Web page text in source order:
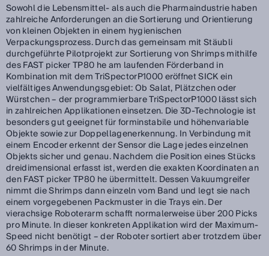
Sowohl die Lebensmittel- als auch die Pharmaindustrie haben
zahlreiche Anforderungen an die Sortierung und Orientierung
von kleinen Objekten in einem hygienischen
Verpackungsprozess. Durch das gemeinsam mit Stäubli
durchgeführte Pilotprojekt zur Sortierung von Shrimps mithilfe
des FAST picker TP80 he am laufenden Förderband in
Kombination mit dem TriSpectorP1000 eröffnet SICK ein
vielfältiges Anwendungsgebiet: Ob Salat, Plätzchen oder
Würstchen – der programmierbare TriSpectorP1000 lässt sich
in zahlreichen Applikationen einsetzen. Die 3D-Technologie ist
besonders gut geeignet für forminstabile und höhenvariable
Objekte sowie zur Doppellagenerkennung. In Verbindung mit
einem Encoder erkennt der Sensor die Lage jedes einzelnen
Objekts sicher und genau. Nachdem die Position eines Stücks
dreidimensional erfasst ist, werden die exakten Koordinaten an
den FAST picker TP80 he übermittelt. Dessen Vakuumgreifer
nimmt die Shrimps dann einzeln vom Band und legt sie nach
einem vorgegebenen Packmuster in die Trays ein. Der
vierachsige Roboterarm schafft normalerweise über 200 Picks
pro Minute. In dieser konkreten Applikation wird der Maximum-
Speed nicht benötigt – der Roboter sortiert aber trotzdem über
60 Shrimps in der Minute.